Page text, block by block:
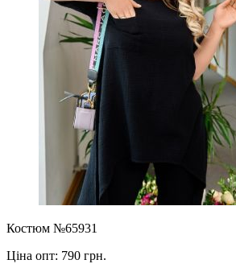
Костюм №65931
Ціна опт: 790 грн.